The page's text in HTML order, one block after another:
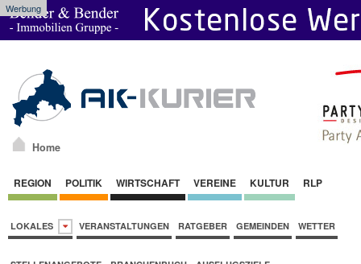
Werbung
Home
REGION POLITIK WIRTSCHAFT VEREINE KULTUR RLP
LOKALES VERANSTALTUNGEN RATGEBER GEMEINDEN WETTER